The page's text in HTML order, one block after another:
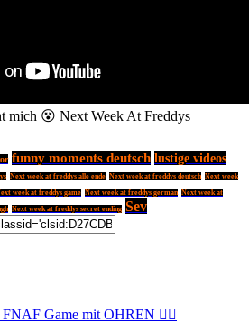
mich 😵 Next Week At Freddys
funny moments deutsch lustige videos
Next week at freddys alle ende Next week at freddys deutsch Next week
week at freddys game Next week at freddys german Next week at
Next week at freddys secret ending Sev
Game mit OHREN 👂🏻